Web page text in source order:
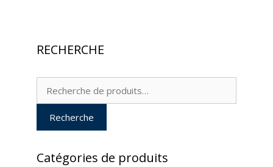
RECHERCHE
Recherche
Recherche
Catégories de produits